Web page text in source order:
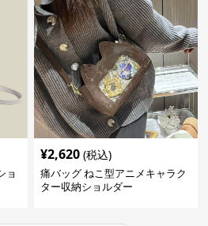
ョ
¥2,620 (税込)
痛バッグ ねこ型アニメキャラク
ター収納ショルダー